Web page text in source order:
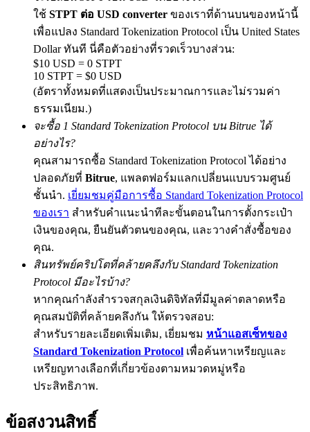
Exclusive for BitMart Users
Register & Trade to Win 500,000 USDT
Precious Metals Trading Carnival
Trade Gold & Silver · 33,333 USDT Bonus
USDT New User Exclusive 10% APR
USDT Flexible Staking | Daily Rewards
BTC New User Exclusive: 6.5% APR
BTC Flexible Staking | Daily Rewards
ใช้ STPT ต่อ USD converter ของเราที่ด้านบนของหน้านี้
เพื่อแปลง Standard Tokenization Protocol เป็น United States
Dollar ทันที นี่คือตัวอย่างที่รวดเร็วบางส่วน:
$10 USD = 0 STPT
10 STPT = $0 USD
(อัตราทั้งหมดที่แสดงเป็นประมาณการและไม่รวมค่า
ธรรมเนียม.)
จะซื้อ 1 Standard Tokenization Protocol บน Bitrue ได้
อย่างไร?
คุณสามารถซื้อ Standard Tokenization Protocol ได้อย่าง
ปลอดภัยที่ Bitrue, แพลตฟอร์มแลกเปลี่ยนแบบรวมศูนย์
ชั้นนำ. เยี่ยมชมคู่มือการซื้อ Standard Tokenization Protocol
ของเรา สำหรับคำแนะนำทีละขั้นตอนในการตั้งกระเป๋า
เงินของคุณ, ยืนยันตัวตนของคุณ, และวางคำสั่งซื้อของ
คุณ.
สินทรัพย์คริปโตที่คล้ายคลึงกับ Standard Tokenization
Protocol มีอะไรบ้าง?
หากคุณกำลังสำรวจสกุลเงินดิจิทัลที่มีมูลค่าตลาดหรือ
คุณสมบัติที่คล้ายคลึงกัน ให้ตรวจสอบ:
สำหรับรายละเอียดเพิ่มเติม, เยี่ยมชม หน้าแอสเซ็ทของ
Standard Tokenization Protocol เพื่อค้นหาเหรียญและ
เหรียญทางเลือกที่เกี่ยวข้องตามหมวดหมู่หรือ
ประสิทธิภาพ.
ข้อสงวนสิทธิ์